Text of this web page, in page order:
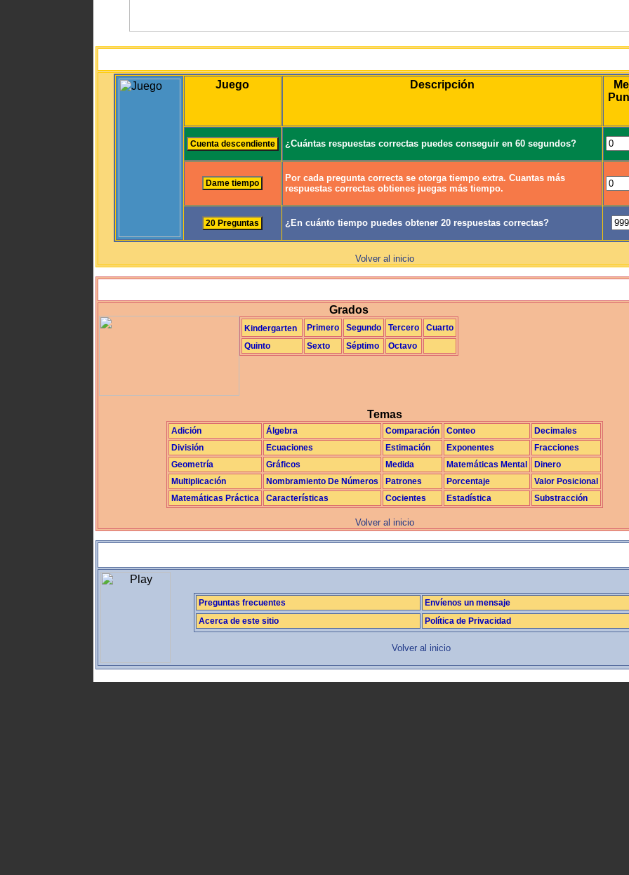
Juego Descripción
¿Cuántas respuestas correctas puedes conseguir en 60 segundos?
Por cada pregunta correcta se otorga tiempo extra. Cuantas más
respuestas correctas obtienes juegas más tiempo.
¿En cuánto tiempo puedes obtener 20 respuestas correctas?
Volver al inicio
Grados
Kindergarten Primero Segundo Tercero
Cuarto
Quinto
Sexto Séptimo Octavo
Temas
Adición Álgebra Comparación Conteo
Decimales
División
Ecuaciones Estimación Exponentes
Fracciones
Geometría
Gráficos Medida Matemáticas Mental
Dinero
Multiplicación
Nombramiento De Números Patrones Porcentaje
Valor Posicional
Matemáticas Práctica
Características Cocientes Estadística Substracción
Volver al inicio
Preguntas frecuentes
Envíenos un mensaje
Acerca de este sitio
Política de Privacidad
Volver al inicio